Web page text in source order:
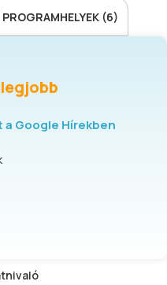
PROGRAMHELYEK (6)
legjobb
Google Hírekben